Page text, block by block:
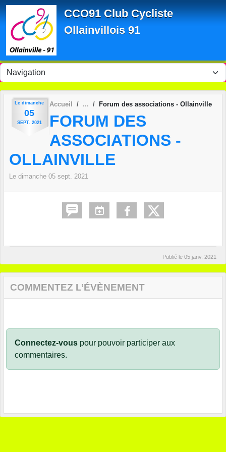
CCO91 Club Cycliste
Ollainvillois 91
Le dimanche
05
SEPT. 2021
Accueil Forum des associations - Ollainville
FORUM DES
ASSOCIATIONS -
OLLAINVILLE
Le dimanche 05 sept. 2021
Publié le 05 janv. 2021
COMMENTEZ L’ÉVÈNEMENT
Connectez-vous pour pouvoir participer aux
commentaires.
Panneau de gestion des cookies